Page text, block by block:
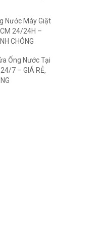
Nước Máy Giặt
24/24H –
CHÓNG
Ống Nước Tại
7 – GIÁ RẺ,